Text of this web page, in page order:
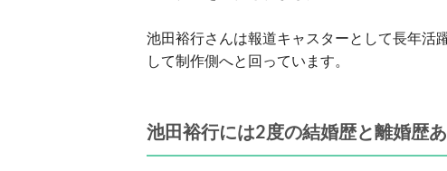
池田裕行さんは報道キャスターとして長年活
して制作側へと回っています。
池田裕行には2度の結婚歴と離婚歴